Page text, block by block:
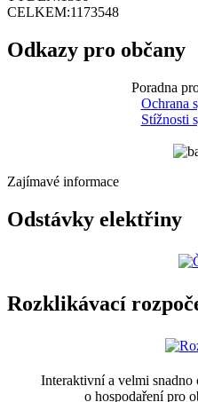
CELKEM:1173548
Odkazy pro občany
Poradna
Ochrana
Stížnosti
Zajímavé informace
Odstávky elektřiny
Rozklikávací
Interaktivní a velmi
o hospodaření pro